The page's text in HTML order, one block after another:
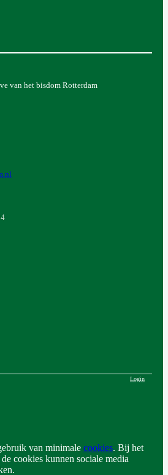
van het bisdom Rotterdam
Login
van minimale cookies. Bij het
cookies kunnen sociale media